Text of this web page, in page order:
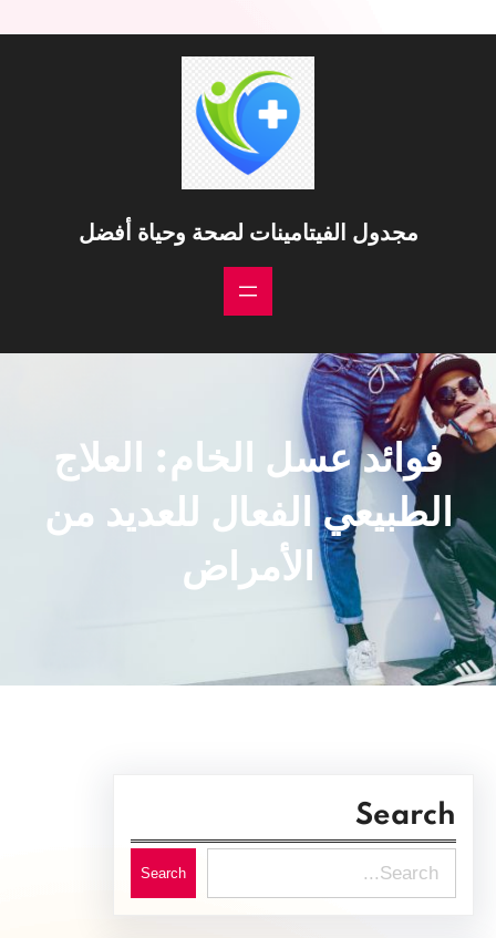
مجدول الفيتامينات لصحة وحياة أفضل
فوائد عسل الخام: العلاج
الطبيعي الفعال للعديد من
الأمراض
Search
e
Search